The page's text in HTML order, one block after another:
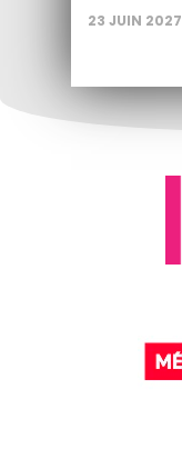
23 JUIN 2027